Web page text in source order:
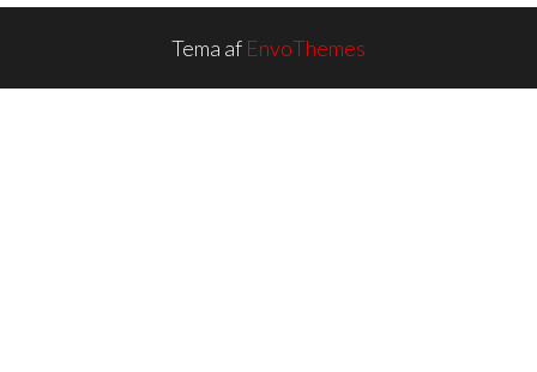
Tema af EnvoThemes